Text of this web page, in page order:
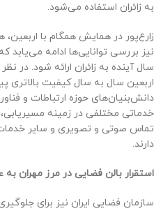
به زائران استفاده می‌شود.
زارع‌پور در همایش همگام با اربعین،
نیز بررسی توانایی‌ها ادامه می‌یابد
سال آینده به زائران ارائه شود. در
اربعین سال به سال کیفیت بالاتری
دانش‌بنیان‌های حوزه ارتباطات و
خدماتی مختلفی در زمینه
تماس صوتی و تصویری و سایر خدمات
دارند.
استقرار بالن فضایی در مرز مهران
سازمان فضایی ایران نیز برای